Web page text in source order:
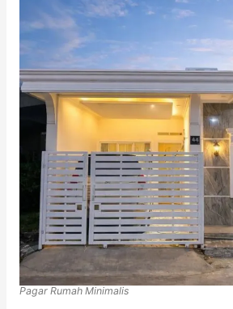
Pagar Rumah Minimalis